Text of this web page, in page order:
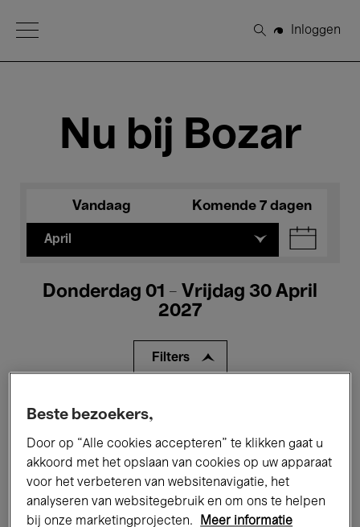
Open Menu
Zoeken
Inloggen
Nu bij Bozar
Vandaag Komende 7 dagen
April
Donderdag 01 - Vrijdag 30 April
2027
Filters
Alle evenementen
Tentoonstellingen Films
Performances Lezingen & Debatten
Jazz Klassieke Muziek Global Music
Beste bezoekers,
Door op “Alle cookies accepteren” te klikken gaat u
akkoord met het opslaan van cookies op uw apparaat
voor het verbeteren van websitenavigatie, het
analyseren van websitegebruik en om ons te helpen
bij onze marketingprojecten.
Meer informatie